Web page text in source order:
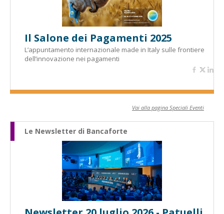
Il Salone dei Pagamenti 2025
L’appuntamento internazionale made in Italy sulle frontiere
dell’innovazione nei pagamenti
Vai alla pagina Speciali Eventi
Le Newsletter di Bancaforte